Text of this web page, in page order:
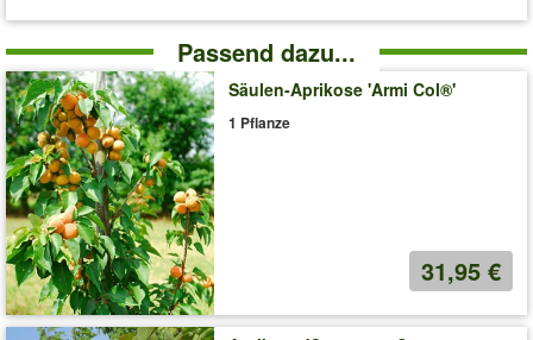
Passend dazu...
Säulen-Aprikose 'Armi Col®'
1 Pflanze
31,95 €